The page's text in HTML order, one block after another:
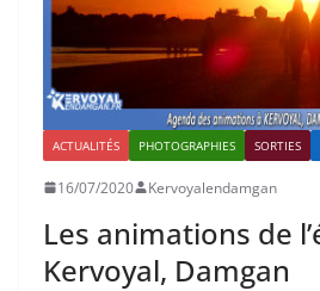
ACTUALITÉS PHOTOGRAPHIES SORTIES
16/07/2020 Kervoyalendamgan
Les animations de
Kervoyal, Damgan